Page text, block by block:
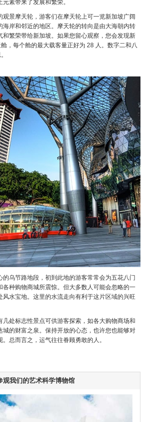
素带来了发展和繁荣。
观景摩天轮，游客们在摩天轮上可一览新加坡广阔
海岸和邻近的地区。摩天轮的转向是由大海朝内转
和繁荣带给新加坡。如果您留心观察，您会发现新
，每个舱的最大载客量正好为 28 人。数字二和八
的乌节路地段，初到此地的游客常常会为五花八门
各种购物商城所震惊。但大多数人可能会忽略的一
风水宝地。这里的水流走向有利于这片区域的兴旺
几处标志性景点可供游客探索，如各大购物商场和
城的财富之泉。保持开放的心态，也许您也能够对
总而言之，运气往往眷顾勇敢的人。
观我们的艺术科学博物馆